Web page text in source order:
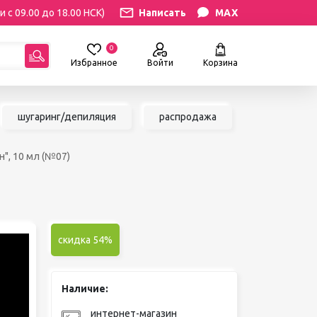
с 09.00 до 18.00 НСК) Написать MAX
Избранное
0
Войти Корзина
для
АКСЕССУАРЫ
Вазы и цветы
Декор для дома
шугаринг/депиляция распродажа
10 мл (№07)
скидка 54%
Наличие:
интернет-магазин